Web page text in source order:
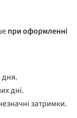
при оформленні
дні.
затримки.